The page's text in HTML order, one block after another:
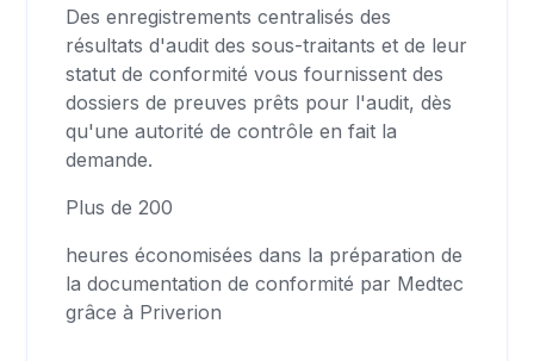
Des enregistrements centralisés des
résultats d'audit des sous-traitants et de leur
statut de conformité vous fournissent des
dossiers de preuves prêts pour l'audit, dès
qu'une autorité de contrôle en fait la
demande.
Plus de 200
heures économisées dans la préparation de
la documentation de conformité par Medtec
grâce à Priverion